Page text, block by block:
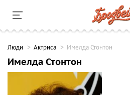
Люди Актриса Имелда Стонтон
Имелда Стонтон